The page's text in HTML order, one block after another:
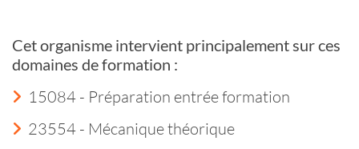
Cet organisme intervient principalement sur ces
domaines de formation :
15084 - Préparation entrée formation
23554 - Mécanique théorique